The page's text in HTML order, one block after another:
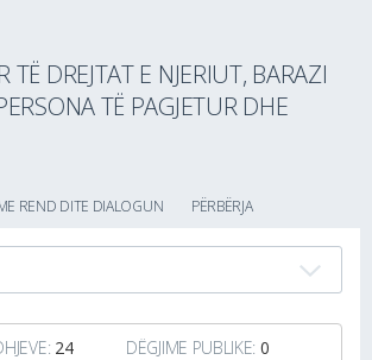
TË DREJTAT E NJERIUT, BARAZI
TË PAGJETUR DHE
REND DITE DIALOGUN PËRBËRJA
24 DËGJIME PUBLIKE: 0